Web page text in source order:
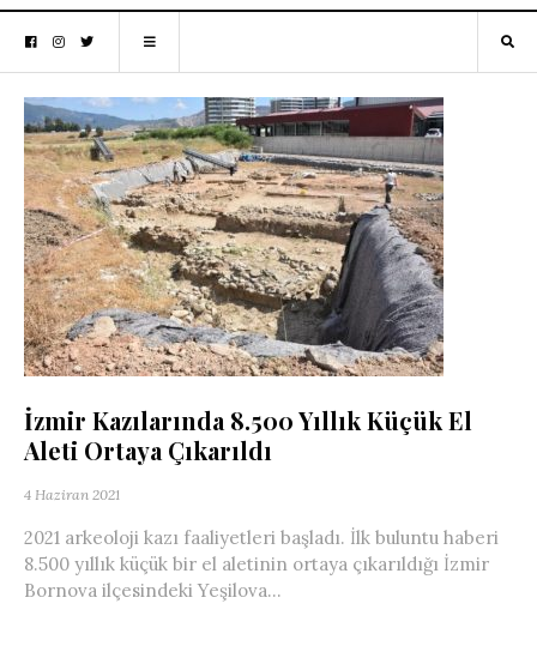
İzmir Kazılarında 8.500 Yıllık Küçük El
Aleti Ortaya Çıkarıldı
4 Haziran 2021
2021 arkeoloji kazı faaliyetleri başladı. İlk buluntu haberi
8.500 yıllık küçük bir el aletinin ortaya çıkarıldığı İzmir
Bornova ilçesindeki Yeşilova...